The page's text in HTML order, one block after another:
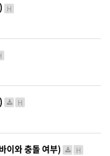
H
H
이와 충돌 여부) H